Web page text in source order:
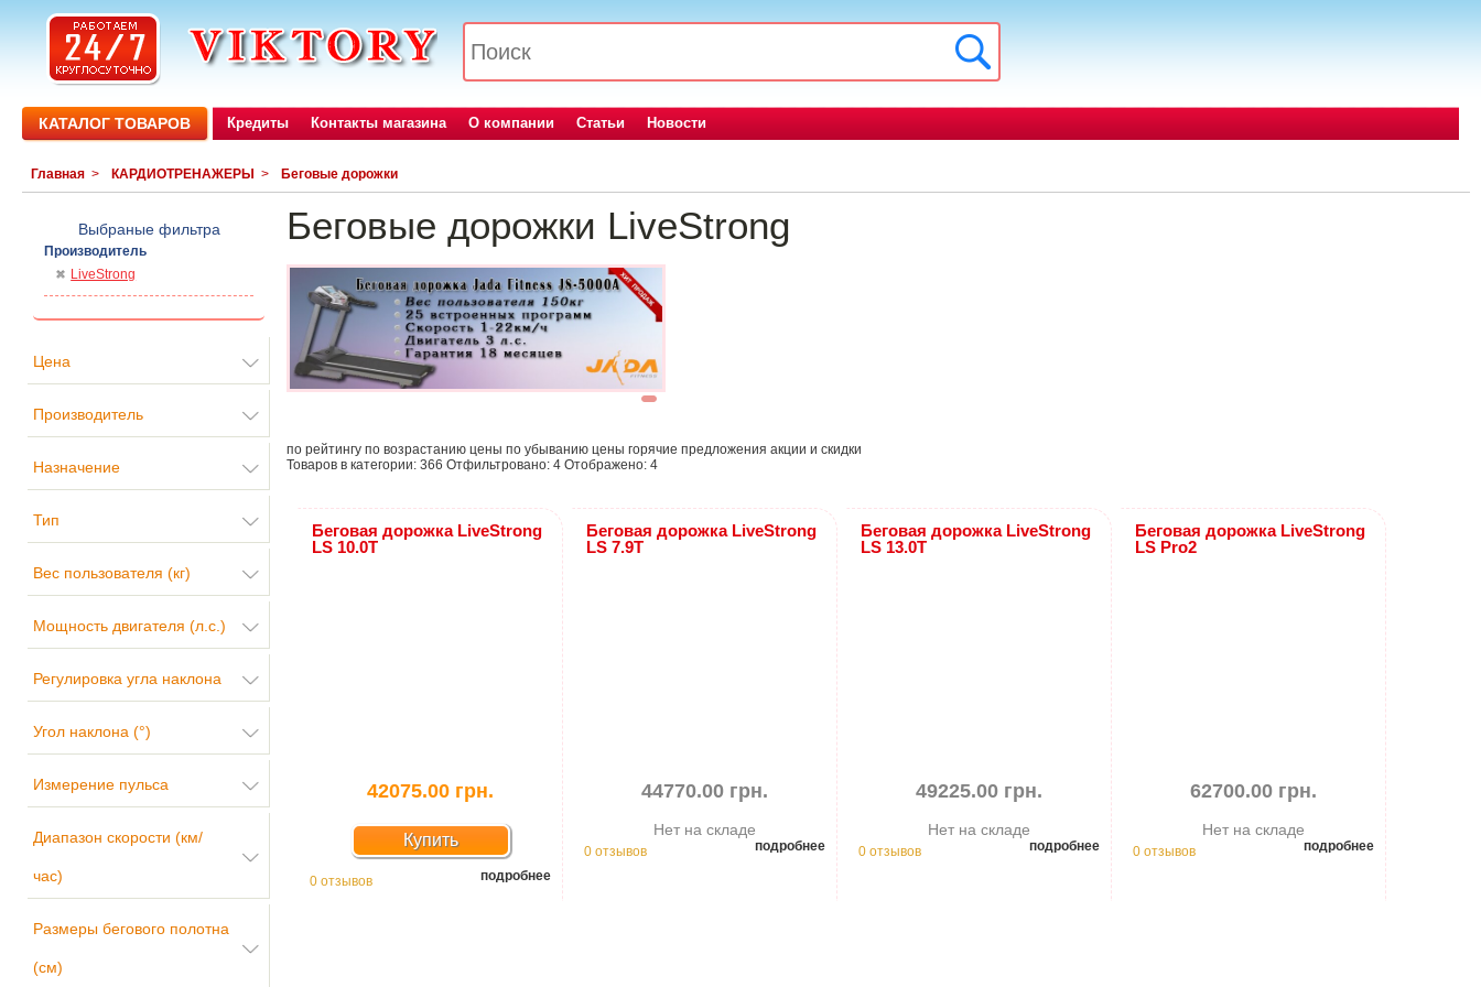
КАТАЛОГ ТОВАРОВ Кредиты Контакты магазина О компании Статьи Новости
Главная > КАРДИОТРЕНАЖЕРЫ > Беговые дорожки
Выбраные фильтра
Производитель
LiveStrong
Цена
Производитель
Назначение
Тип
Вес пользователя (кг)
Мощность двигателя (л.с.)
Регулировка угла наклона
Угол наклона (°)
Измерение пульса
Диапазон скорости (км/
час)
Размеры бегового полотна
(см)
Беговые дорожки LiveStrong
1
по рейтингу по возрастанию цены по убыванию цены горячие предложения акции и скидки
Товаров в категории:366 Отфильтровано:4 Отображено:4
Беговая дорожка LiveStrong
LS 10.0T
42075.00 грн.
Купить
0 отзывов подробнее
Беговая дорожка LiveStrong
LS 7.9T
44770.00 грн.
Нет на складе
0 отзывов подробнее
Беговая дорожка LiveStrong
LS 13.0T
49225.00 грн.
Нет на складе
0 отзывов подробнее
Беговая дорожка LiveStrong
LS Pro2
62700.00 грн.
Нет на складе
0 отзывов подробнее